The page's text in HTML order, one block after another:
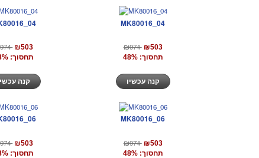
₪503
תחסוך: 48%
MK80016_04
₪974 ₪503
תחסוך: 48%
קנה עכשיו
₪503
תחסוך: 48%
MK80016_06
₪974 ₪503
תחסוך: 48%